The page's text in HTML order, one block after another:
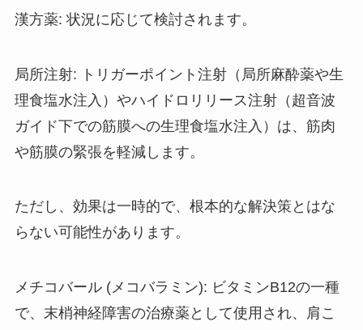
漢方薬: 状況に応じて検討されます。
局所注射: トリガーポイント注射（局所麻酔薬や生
理食塩水注入）やハイドロリリース注射（超音波
ガイド下での筋膜への生理食塩水注入）は、筋肉
や筋膜の緊張を軽減します。
ただし、効果は一時的で、根本的な解決策とはな
らない可能性があります。
メチコバール (メコバラミン): ビタミンB12の一種
で、末梢神経障害の治療薬として使用され、肩こ